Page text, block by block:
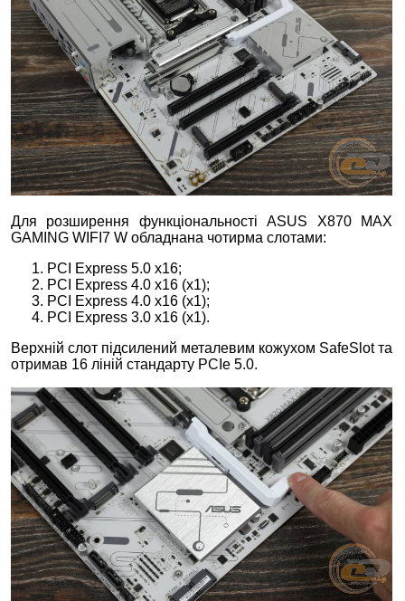
Для розширення функціональності ASUS X870 MAX
GAMING WIFI7 W обладнана чотирма слотами:
PCI Express 5.0 x16;
PCI Express 4.0 x16 (x1);
PCI Express 4.0 x16 (x1);
PCI Express 3.0 x16 (x1).
Верхній слот підсилений металевим кожухом SafeSlot та
отримав 16 ліній стандарту PCIe 5.0.